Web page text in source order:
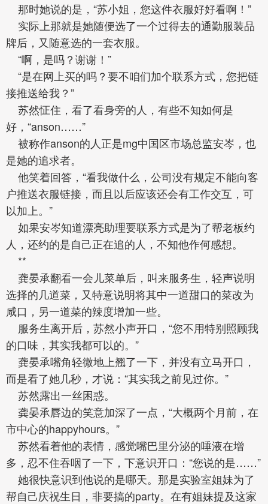
那时她说的是，“苏小姐，您这件衣服好好看啊！”
实际上那就是她随便选了一个过得去的通勤服装品
牌后，又随意选的一套衣服。
“啊，是吗？谢谢！”
“是在网上买的吗？要不咱们加个联系方式，您把链
接推送给我？”
苏然怔住，看了看身旁的人，有些不知如何是
好，“anson……”
被称作anson的人正是mg中国区市场总监安岑，也
是她的追求者。
他笑着回答，“看我做什么，公司没有规定不能向客
户推送衣服链接，而且以后应该还会有工作交互，可
以加上。”
如果安岑知道漂亮助理要联系方式是为了帮老板约
人，还约的是自己正在追的人，不知他作何感想。
**
龚晏承翻看一会儿菜单后，叫来服务生，轻声说明
选择的几道菜，又特意说明将其中一道甜口的菜改为
咸口，另一道菜的辣度增加一些。
服务生离开后，苏然小声开口，“您不用特别照顾我
的口味，其实我都可以的。”
龚晏承嘴角轻微地上翘了一下，并没有立马开口，
而是看了她几秒，才说：“其实我之前见过你。”
苏然露出一丝困惑。
龚晏承唇边的笑意加深了一点，“大概两个月前，在
市中心的happyhours。”
苏然看着他的表情，感觉嘴巴里分泌的唾液在增
多，忍不住吞咽了一下，下意识开口：“您说的是……”
她很快意识到他说的是哪天。那是实验室姐妹为了
帮自己庆祝生日，非要搞的party。在有姐妹提及这家